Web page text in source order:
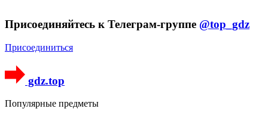
Присоединяйтесь к Телеграм-группе @top_gdz
Присоединиться
gdz.top
Популярные предметы